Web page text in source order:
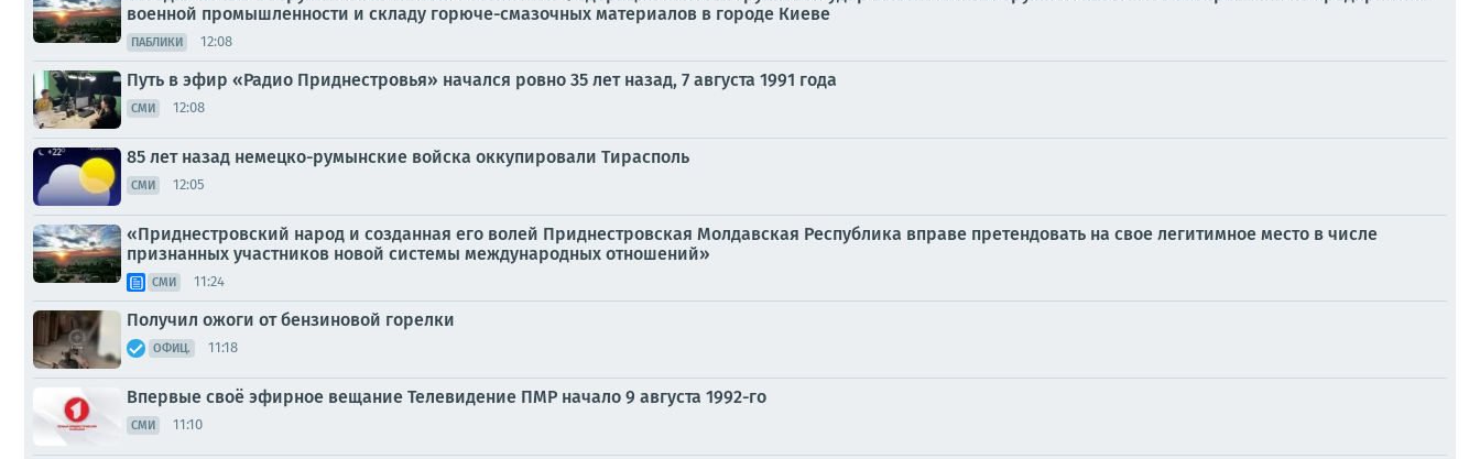
военной промышленности и складу горюче-смазочных материалов в городе Киеве
ПАБЛИКИ 12:08
Путь в эфир «Радио Приднестровья» начался ровно 35 лет назад, 7 августа 1991 года
СМИ 12:08
85 лет назад немецко-румынские войска оккупировали Тирасполь
СМИ 12:05
«Приднестровский народ и созданная его волей Приднестровская Молдавская Республика вправе претендовать на свое легитимное место в числе
признанных участников новой системы международных отношений»
СМИ 11:24
Получил ожоги от бензиновой горелки
ОФИЦ. 11:18
Впервые своё эфирное вещание Телевидение ПМР начало 9 августа 1992-го
СМИ 11:10